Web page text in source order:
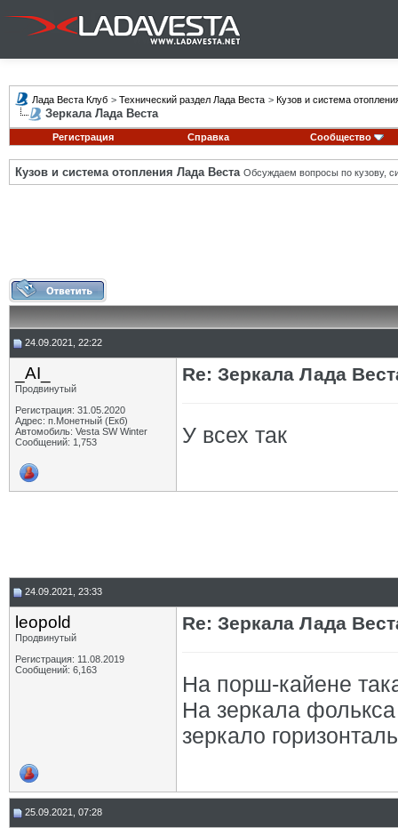
Лада Веста Клуб > Технический раздел Лада Веста > Кузов и система
Зеркала Лада Веста
Регистрация Справка Сообщество
Кузов и система отопления Лада Веста Обсуждаем вопросы по кузову,
24.09.2021, 22:22
_AI_
Продвинутый
Регистрация: 31.05.2020
Адрес: п.Монетный (Екб)
Автомобиль: Vesta SW Winter
Сообщений: 1,753
Re: Зеркала Лада
У всех так
24.09.2021, 23:33
leopold
Продвинутый
Регистрация: 11.08.2019
Сообщений: 6,163
Re: Зеркала Лада
На порш-кайене
На зеркала
зеркало
25.09.2021, 07:28